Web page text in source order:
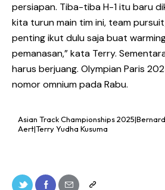
persiapan. Tiba-tiba H-1 itu baru
kita turun main tim ini, team
penting ikut dulu saja buat
pemanasan,” kata Terry.
harus berjuang. Olympian Paris
nomor omnium pada Rabu.
Asian Track Championships
Aert|Terry Yudha Kusuma